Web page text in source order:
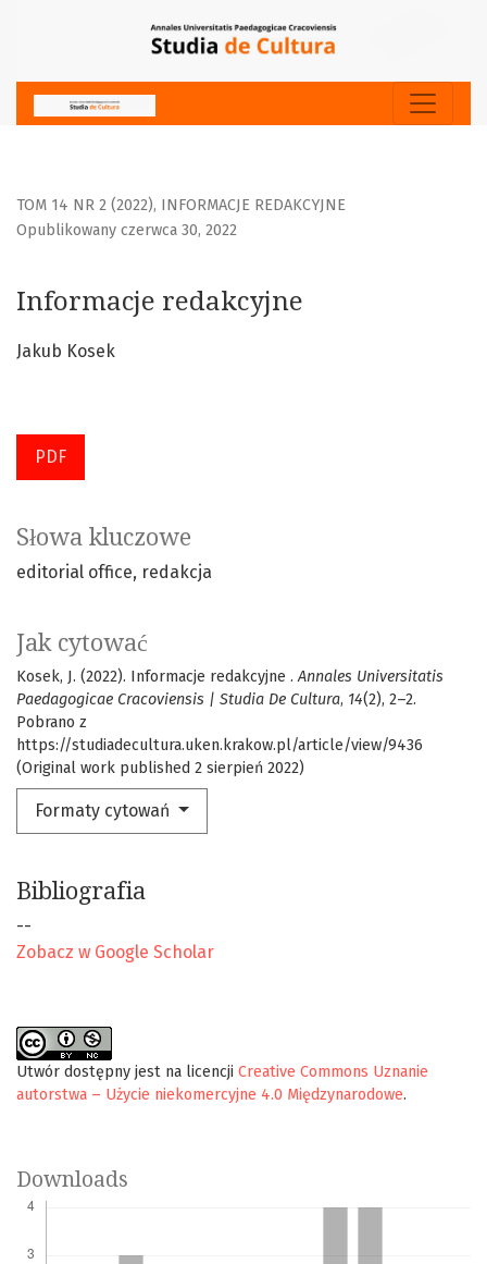
TOM 14 NR 2 (2022), INFORMACJE REDAKCYJNE
Informacje redakcyjne
Opublikowany czerwca 30, 2022
Jakub Kosek
PDF
Słowa kluczowe
editorial office redakcja
Jak cytować
Kosek, J. (2022). Informacje redakcyjne .Annales Universitatis
Paedagogicae Cracoviensis | Studia De Cultura, 14(2), 2–2.
Pobrano z
https://studiadecultura.uken.krakow.pl/article/view/9436
(Original work published 2 sierpień 2022)
Formaty cytowań
Bibliografia
--
Zobacz w Google Scholar
Utwór dostępny jest na licencji Creative Commons Uznanie
autorstwa – Użycie niekomercyjne 4.0 Międzynarodowe.
Downloads